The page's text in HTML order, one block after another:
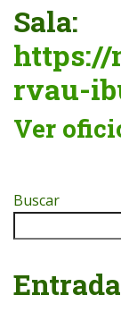
Sala:
https://
rvau-
Ver
Buscar